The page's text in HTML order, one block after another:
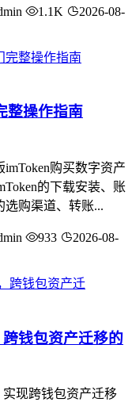
1.1K
2026-08-
整操作指南
购买数字资产
的下载安装、账
选购渠道、转账...
933
2026-08-
钱包资产迁移的
实现跨钱包资产迁移